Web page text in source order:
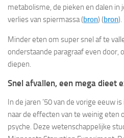
metabolisme, de pieken en dalen in
verlies van spiermassa (bron) (bron).
Minder eten om super snel af te
onderstaande paragraaf even door,
diepen.
Snel afvallen, een mega dieet
In de jaren ’50 van de vorige eeuw is
naar de effecten van te weinig eten
psyche. Deze wetenschappelijke